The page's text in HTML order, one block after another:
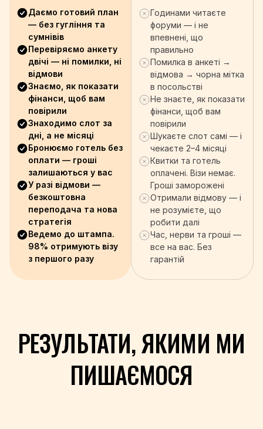
+886
+992
+255
+66
+670
+228
+676
+1-868
+216
+90
+993
+688
+256
+971
+44
+998
+678
+260
+263
Даємо готовий план
— без гугління та
сумнівів
Перевіряємо анкету
двічі — ні помилки, ні
відмови
Знаємо, як показати
фінанси, щоб вам
повірили
Знаходимо слот за
дні, а не місяці
Бронюємо готель без
оплати — гроші
залишаються у вас
У разі відмови —
безкоштовна
переподача та нова
стратегія
Ведемо до штампа.
98% отримують візу
з першого разу
Годинами читаєте
форуми — і не
впевнені, що
правильно
Помилка в анкеті →
відмова → чорна мітка
в посольстві
Не знаєте, як показати
фінанси, щоб вам
повірили
Шукаєте слот самі — і
чекаєте 2–4 місяці
Квитки та готель
оплачені. Візи немає.
Гроші заморожені
Отримали відмову — і
не розумієте, що
робити далі
Час, нерви та гроші —
все на вас. Без
гарантій
РЕЗУЛЬТАТИ, ЯКИМИ МИ
ПИШАЄМОСЯ